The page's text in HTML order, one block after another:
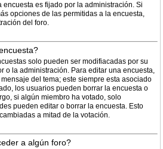
encuesta es fijado por la administración. Si
opciones de las permitidas a la encuesta,
del foro.
solo pueden ser modifiacadas por su
o la administración. Para editar una encuesta,
del tema; este siempre esta asociado
los usuarios pueden borrar la encuesta o
si algún miembro ha votado, solo
pueden editar o borrar la encuesta. Esto
a mitad de la votación.
a algún foro?